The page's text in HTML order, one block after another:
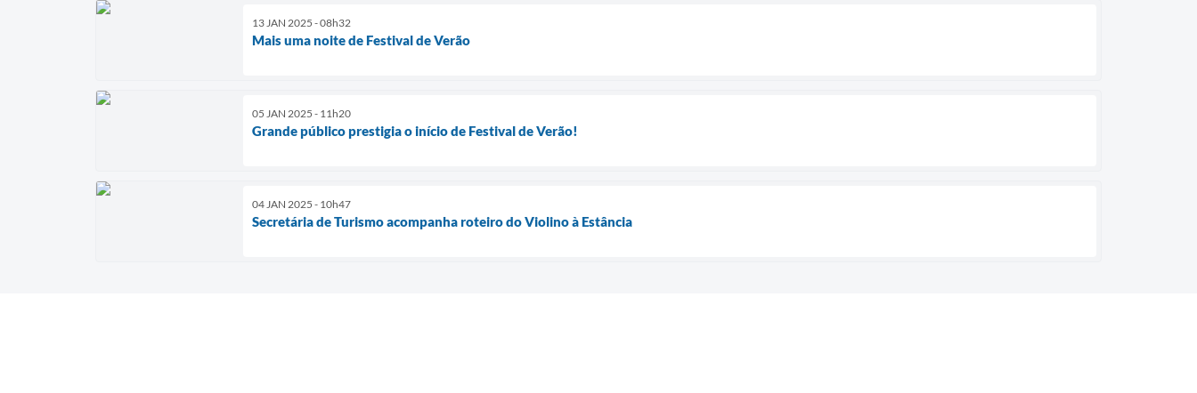
13 JAN 2025 - 08h32
Mais uma noite de Festival de Verão
05 JAN 2025 - 11h20
Grande público prestigia o início de Festival de Verão!
04 JAN 2025 - 10h47
Secretária de Turismo acompanha roteiro do Violino à Estância